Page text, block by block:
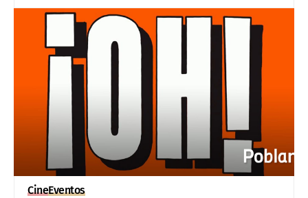
CineEventos